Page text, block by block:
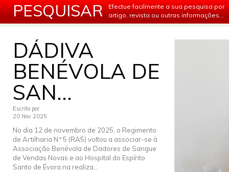
PESQUISAR
Efectue facilmente a sua pesquisa por
artigo, revista ou outras informações...
DÁDIVA
BENÉVOLA DE
SAN...
Escrito por
20 Nov 2025
No dia 12 de novembro de 2025, o Regimento
de Artilharia N.º 5 (RA5) voltou a associar-se à
Associação Benévola de Dadores de Sangue
de Vendas Novas e ao Hospital do Espírito
Santo de Évora na realiza...